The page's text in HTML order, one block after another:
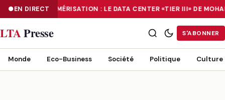
EN DIRECTNUMÉRISATION : LE DATA CENTER «TIER III» DE
NUMÉRISATION : LE DATA CENTER «TIER III» DE MOHAMMADIA, UN
LTAPresse S'ABONNER
Monde Eco-Business Société Politique Culture